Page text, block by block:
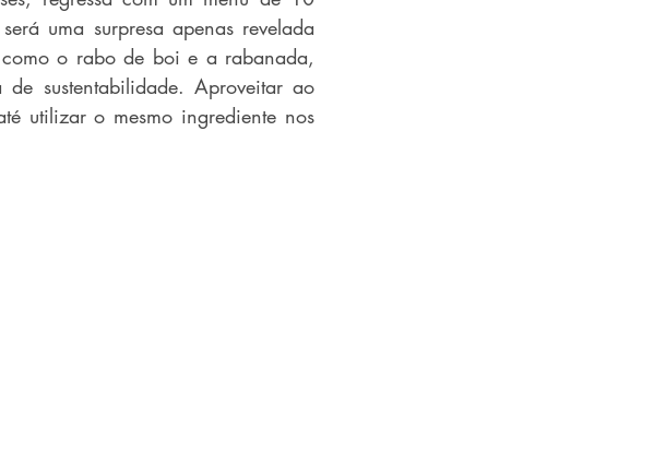
uma surpresa apenas revelada
o rabo de boi e a rabanada,
sustentabilidade. Aproveitar ao
utilizar o mesmo ingrediente nos